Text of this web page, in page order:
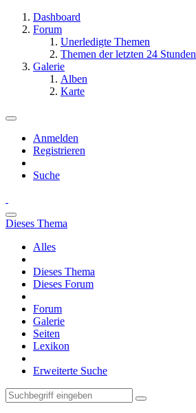
Dashboard
Forum
Unerledigte Themen
Themen der letzten 24 Stunden
Galerie
Alben
Karte
Anmelden
Registrieren
Suche
Dieses Thema
Alles
Dieses Thema
Dieses Forum
Forum
Galerie
Seiten
Lexikon
Erweiterte Suche